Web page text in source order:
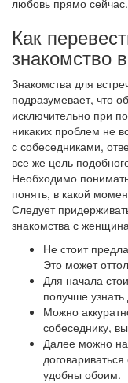
любовь прямо сейчас.
Как
знакомство
Знакомства для
подразумевает, что
исключительно при
никаких проблем не
с собеседниками,
все же цель
Необходимо
понять, в какой
Следует
знакомства с
Не стоит
Это может
Для начала
получше узнать
Можно
собеседнику,
Далее можно
удобны обоим.